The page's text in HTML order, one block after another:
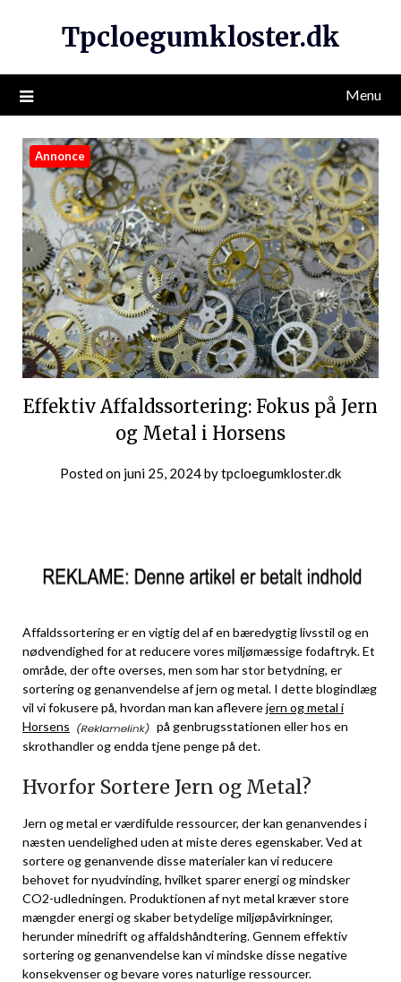
Tpcloegumkloster.dk
Menu
Annonce
Effektiv Affaldssortering: Fokus på Jern
og Metal i Horsens
Posted on juni 25, 2024bytpcloegumkloster.dk
Affaldssortering er en vigtig del af en bæredygtig livsstil og en
nødvendighed for at reducere vores miljømæssige fodaftryk. Et
område, der ofte overses, men som har stor betydning, er
sortering og genanvendelse af jern og metal. I dette blogindlæg
vil vi fokusere på, hvordan man kan afleverejern og metal i
Horsens
på genbrugsstationen eller hos en
skrothandler og endda tjene penge på det.
Hvorfor Sortere Jern og Metal?
Jern og metal er værdifulde ressourcer, der kan genanvendes i
næsten uendelighed uden at miste deres egenskaber. Ved at
sortere og genanvende disse materialer kan vi reducere
behovet for nyudvinding, hvilket sparer energi og mindsker
CO2-udledningen. Produktionen af nyt metal kræver store
mængder energi og skaber betydelige miljøpåvirkninger,
herunder minedrift og affaldshåndtering. Gennem effektiv
sortering og genanvendelse kan vi mindske disse negative
konsekvenser og bevare vores naturlige ressourcer.